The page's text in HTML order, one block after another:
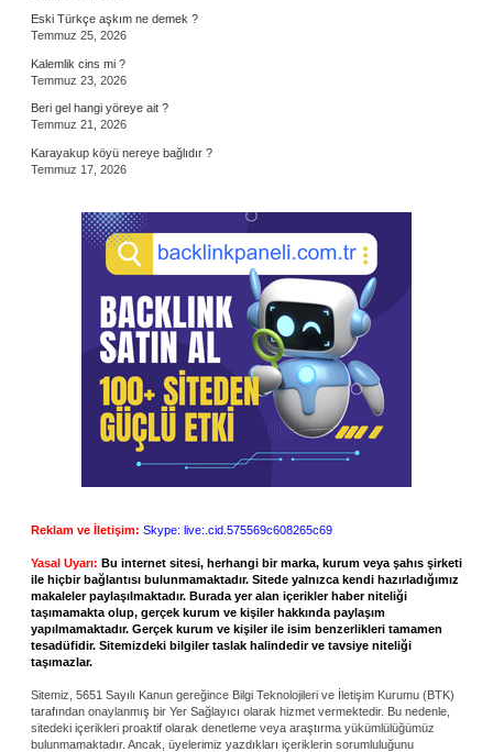
Eski Türkçe aşkım ne demek ?
Temmuz 25, 2026
Kalemlik cins mi ?
Temmuz 23, 2026
Beri gel hangi yöreye ait ?
Temmuz 21, 2026
Karayakup köyü nereye bağlıdır ?
Temmuz 17, 2026
Reklam ve İletişim: Skype: live:.cid.575569c608265c69
Yasal Uyarı: Bu internet sitesi, herhangi bir marka, kurum veya şahıs şirketi
ile hiçbir bağlantısı bulunmamaktadır. Sitede yalnızca kendi hazırladığımız
makaleler paylaşılmaktadır. Burada yer alan içerikler haber niteliği
taşımamakta olup, gerçek kurum ve kişiler hakkında paylaşım
yapılmamaktadır. Gerçek kurum ve kişiler ile isim benzerlikleri tamamen
tesadüfidir. Sitemizdeki bilgiler taslak halindedir ve tavsiye niteliği
taşımazlar.
Sitemiz, 5651 Sayılı Kanun gereğince Bilgi Teknolojileri ve İletişim Kurumu (BTK)
tarafından onaylanmış bir Yer Sağlayıcı olarak hizmet vermektedir. Bu nedenle,
sitedeki içerikleri proaktif olarak denetleme veya araştırma yükümlülüğümüz
bulunmamaktadır. Ancak, üyelerimiz yazdıkları içeriklerin sorumluluğunu